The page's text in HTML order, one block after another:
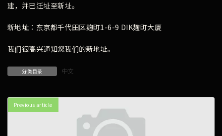
建，并已迁址至新址。
新地址：东京都千代田区麹町1-6-9 DIK麹町大厦
我们很高兴通知您我们的新地址。
分类目录 中文
Previous article